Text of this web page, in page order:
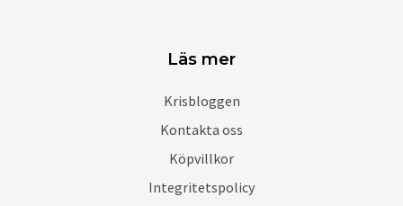
Läs mer
Krisbloggen
Kontakta oss
Köpvillkor
Integritetspolicy